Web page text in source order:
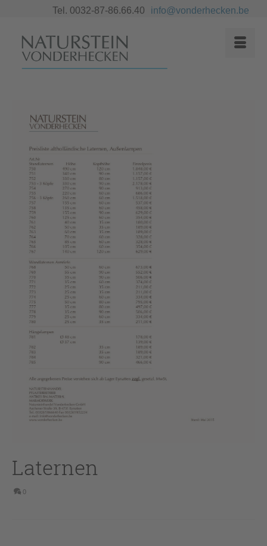
Tel. 0032-87-86.66.40 info@vonderhecken.be
Laternen
0